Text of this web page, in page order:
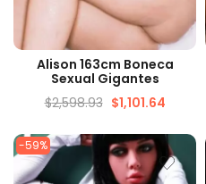
VISUALIZAÇÃO RÁPIDA
Alison 163cm Boneca
Sexual Gigantes
$2,598.93 $1,101.64
-59%